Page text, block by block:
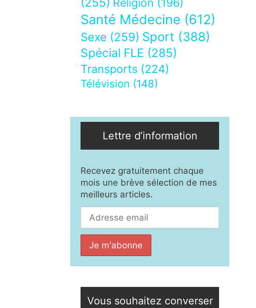
Religion (196)
Santé Médecine (612)
Sexe (259) Sport (388)
Spécial FLE (285)
Transports (224)
Télévision (148)
Lettre d’information
Recevez gratuitement chaque
mois une brève sélection de mes
meilleurs articles.
Vous souhaitez converser